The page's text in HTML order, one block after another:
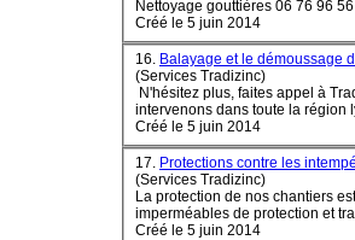
Créé le 5 juin 2014
16. Balayage et le démoussage
(Services Tradizinc)
N'hésitez plus, faites appel à
Créé le 5 juin 2014
17. Protections contre les
(Services Tradizinc)
La protection de nos chantiers
imperméables de protection et
Créé le 5 juin 2014